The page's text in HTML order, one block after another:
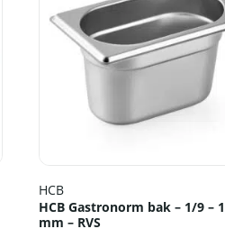
HCB
HCB Gastronorm bak – 1/9 –
mm – RVS